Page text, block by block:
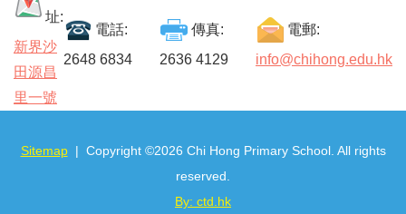
址:
新界沙
田源昌
里一號
電話:
2648 6834
傳真:
2636 4129
電郵:
info@chihong.edu.hk
Sitemap| Copyright ©2026 Chi Hong Primary School. All rights
reserved.
By: ctd.hk